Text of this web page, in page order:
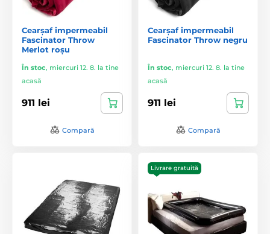
Cearșaf impermeabil
Fascinator Throw
Merlot roșu
În stoc, miercuri 12. 8. la tine
acasă
911 lei
Compară
Cearșaf impermeabil
Fascinator Throw negru
În stoc, miercuri 12. 8. la tine
acasă
911 lei
Compară
Livrare gratuită